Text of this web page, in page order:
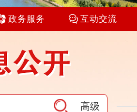
政务服务 互动交流
高级